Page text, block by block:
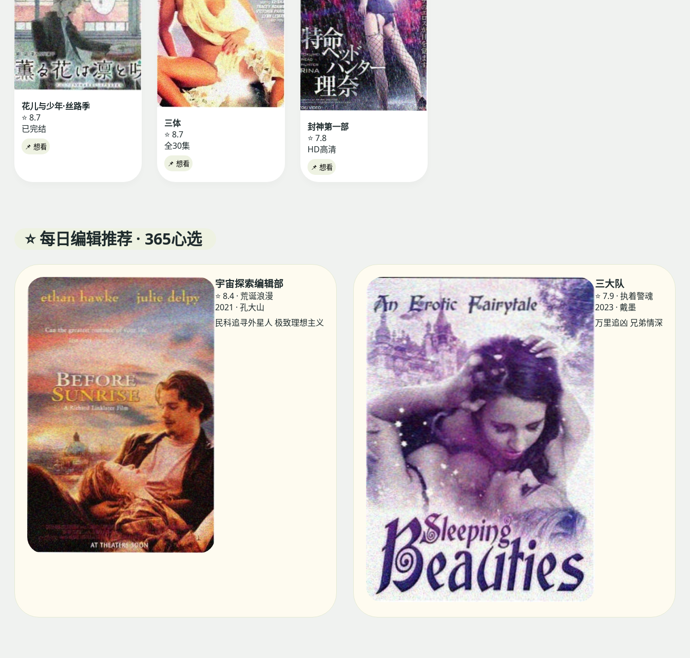
花儿与少年·丝路季
⭐ 8.7
已完结
📌 想看
三体
⭐ 8.7
全30集
📌 想看
封神第一部
⭐ 7.8
HD高清
📌 想看
⭐ 每日编辑推荐 · 365心选
宇宙探索编辑部
⭐ 8.4 · 荒诞浪漫
2021 · 孔大山
民科追寻外星人 极致理想主义
三大队
⭐ 7.9 · 执着警魂
2023 · 戴墨
万里追凶 兄弟情深